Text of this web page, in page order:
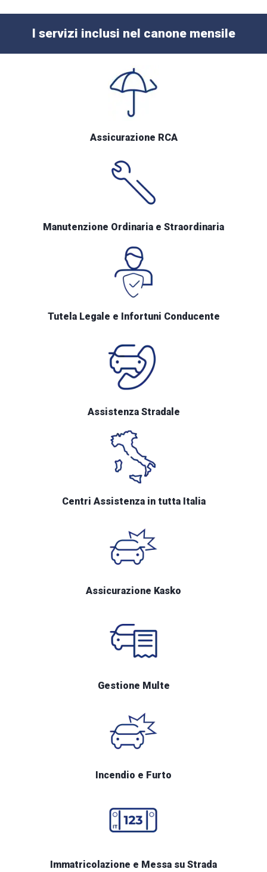
I servizi inclusi nel canone mensile
Assicurazione RCA
Manutenzione Ordinaria e Straordinaria
Tutela Legale e Infortuni Conducente
Assistenza Stradale
Centri Assistenza in tutta Italia
Assicurazione Kasko
Gestione Multe
Incendio e Furto
Immatricolazione e Messa su Strada